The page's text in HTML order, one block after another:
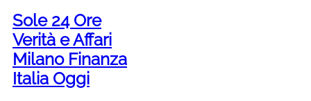
Sole 24 Ore
Verità e Affari
Milano Finanza
Italia Oggi